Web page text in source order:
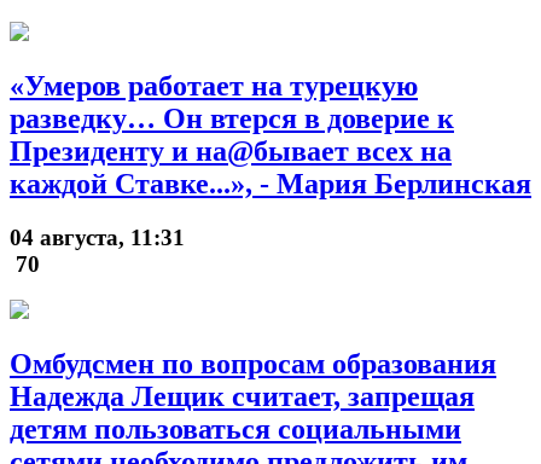
«Умеров работает на турецкую
разведку… Он втерся в доверие к
Президенту и на@бывает всех на
каждой Ставке...», - Мария Берлинская
04 августа, 11:31
70
Омбудсмен по вопросам образования
Надежда Лещик считает, запрещая
детям пользоваться социальными